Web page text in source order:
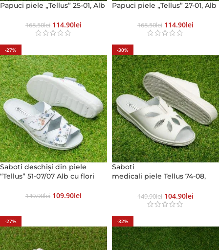
Papuci piele „Tellus” 25-01, Alb
168.50Lei 114.90Lei
Papuci piele „Tellus” 27-01, Alb
168.50Lei 114.90Lei
-27%
Saboti deschiși din piele
“Tellus” 51-07/07 Alb cu flori
149.90Lei 109.90Lei
-30%
Saboti
medicali piele Tellus 74-08,
149.90Lei 104.90Lei
-27% -32%